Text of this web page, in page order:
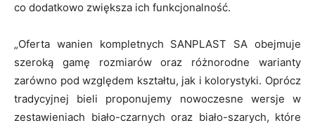
co dodatkowo zwiększa ich funkcjonalność.
„Oferta wanien kompletnych SANPLAST SA obejmuje
szeroką gamę rozmiarów oraz różnorodne warianty
zarówno pod względem kształtu, jak i kolorystyki. Oprócz
tradycyjnej bieli proponujemy nowoczesne wersje w
zestawieniach biało-czarnych oraz biało-szarych, które